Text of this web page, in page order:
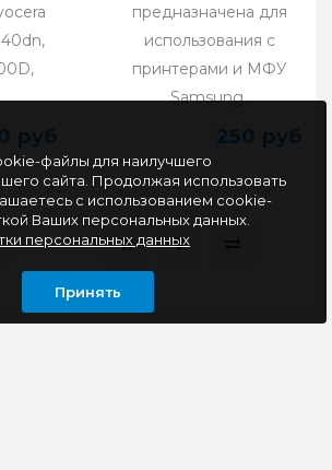
руб
предназначена для
использования с
принтерами и МФУ
Samsung..
250 руб
файлы для наилучшего
сайта. Продолжая использовать
с использованием cookie-
Ваших персональных данных.
персональных данных
Принять